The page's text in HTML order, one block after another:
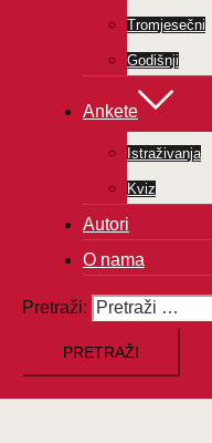
Tromjesečni
Godišnji
Ankete
Istraživanja
Kviz
Autori
O nama
Pretraži: